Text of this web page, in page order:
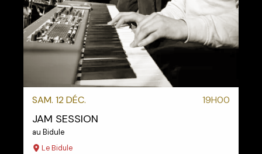
SAM. 12 DÉC. 19H00
JAM SESSION
au Bidule
Le Bidule